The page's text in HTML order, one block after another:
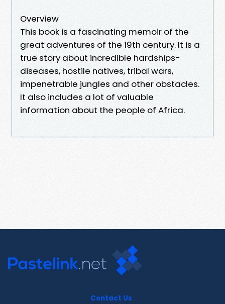
Overview
This book is a fascinating memoir of the
great adventures of the 19th century. It is a
true story about incredible hardships-
diseases, hostile natives, tribal wars,
impenetrable jungles and other obstacles.
It also includes a lot of valuable
information about the people of Africa.
Contact Us